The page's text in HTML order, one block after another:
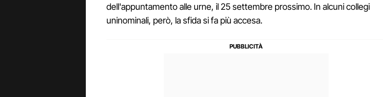
dell'appuntamento alle urne, il 25 settembre prossimo. In alcuni collegi
uninominali, però, la sfida si fa più accesa.